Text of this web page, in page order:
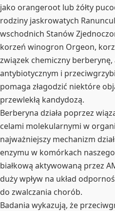
jako orangeroot lub żółty
rodziny jaskrowatych
wschodnich Stanów
korzeń winogron Orgeon,
związek chemiczny berberynę,
antybiotycznym i
pomaga złagodzić niektóre
przewlekłą kandydozą.
Berberyna działa poprzez
celami molekularnymi w
najważniejszy mechanizm
enzymu w komórkach
białkową aktywowaną przez
duży wpływ na układ
do zwalczania chorób.
Badania wykazują, że